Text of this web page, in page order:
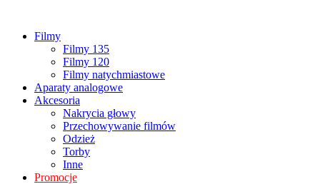
Filmy
Filmy 135
Filmy 120
Filmy natychmiastowe
Aparaty analogowe
Akcesoria
Nakrycia głowy
Przechowywanie filmów
Odzież
Torby
Inne
Promocje